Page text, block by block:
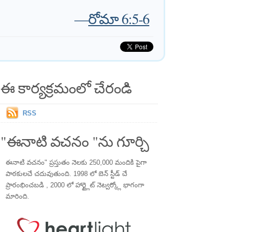
—రోమా 6:5-6
ఈ కార్యక్రమంలో చేరండి
RSS
"ఈనాటి వచనం "ను గూర్చి
ఈనాటి వచనం" ప్రస్తుతం నెలకు 250,000 మందికి పైగా
పాఠకులచే చదువుతుంది. 1998 లో బెన్ స్టీడ్ చే
ప్రారంభించబడి , 2000 లో హార్ట్లైట్ నెట్వర్క్లో భాగంగా
మారింది.